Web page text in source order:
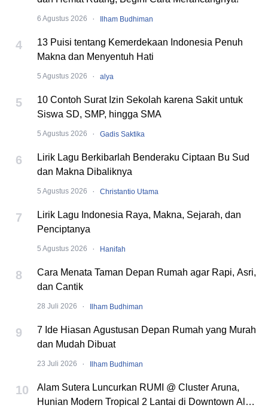
6 Agustus 2026 · Ilham Budhiman
4
13 Puisi tentang Kemerdekaan Indonesia Penuh
Makna dan Menyentuh Hati
5 Agustus 2026 · alya
5
10 Contoh Surat Izin Sekolah karena Sakit untuk
Siswa SD, SMP, hingga SMA
5 Agustus 2026 · Gadis Saktika
6
Lirik Lagu Berkibarlah Benderaku Ciptaan Bu Sud
dan Makna Dibaliknya
5 Agustus 2026 · Christantio Utama
7
Lirik Lagu Indonesia Raya, Makna, Sejarah, dan
Penciptanya
5 Agustus 2026 · Hanifah
8
Cara Menata Taman Depan Rumah agar Rapi, Asri,
dan Cantik
28 Juli 2026 · Ilham Budhiman
9
7 Ide Hiasan Agustusan Depan Rumah yang Murah
dan Mudah Dibuat
23 Juli 2026 · Ilham Budhiman
10
Alam Sutera Luncurkan RUMI @ Cluster Aruna,
Hunian Modern Tropical 2 Lantai di Downtown Alam